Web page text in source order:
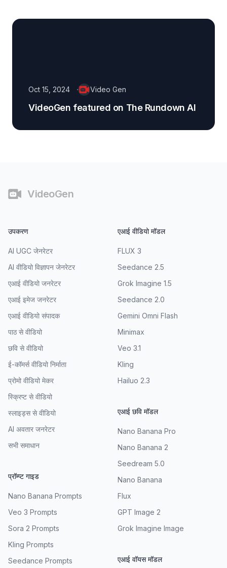
Oct 15, 2024 Video Gen
VideoGen featured on The Rundown AI
VideoGen
उपकरण
AI UGC जेनरेटर
AI वीडियो विज्ञापन जेनरेटर
एआई वीडियो जनरेटर
एआई इमेज जनरेटर
एआई वीडियो संपादक
पाठ से वीडियो
छवि से वीडियो
ई-कॉमर्स वीडियो निर्माता
प्रोमो वीडियो मेकर
स्क्रिप्ट से वीडियो
स्लाइड्स से वीडियो
AI अवतार जनरेटर
सभी समाधान
प्रॉम्प्ट गाइड
Nano Banana Prompts
Veo 3 Prompts
Sora 2 Prompts
Kling Prompts
Seedance Prompts
एआई वीडियो मॉडल
FLUX 3
Seedance 2.5
Grok Imagine 1.5
Seedance 2.0
Gemini Omni Flash
Minimax
Veo 3.1
Kling
Hailuo 2.3
एआई छवि मॉडल
Nano Banana Pro
Nano Banana 2
Seedream 5.0
Nano Banana
Flux
GPT Image 2
Grok Imagine Image
एआई वॉयस मॉडल